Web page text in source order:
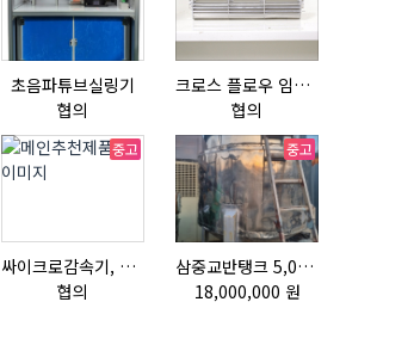
초음파튜브실링기
협의
크로스 플로우 임펠라
협의
중고
싸이크로감속기, 감속기제작
협의
중고
삼중교반탱크 5,000L
18,000,000 원